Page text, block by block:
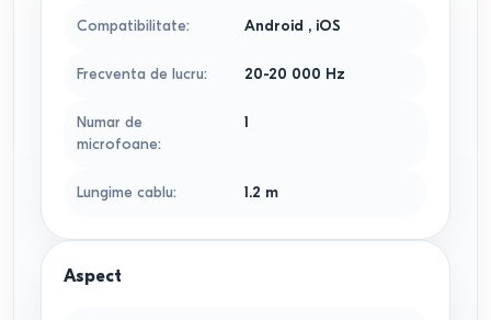
Compatibilitate: Android , iOS
Frecventa de lucru: 20-20 000 Hz
Numar de
microfoane:
1
Lungime cablu: 1.2 m
Aspect